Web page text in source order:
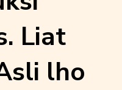
Liat
lho